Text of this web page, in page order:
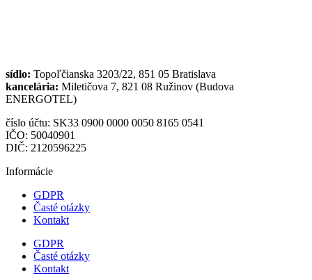
sídlo: Topoľčianska 3203/22, 851 05 Bratislava
kancelária: Miletičova 7, 821 08 Ružinov (Budova
ENERGOTEL)
číslo účtu: SK33 0900 0000 0050 8165 0541
IČO: 50040901
DIČ: 2120596225
Informácie
GDPR
Časté otázky
Kontakt
GDPR
Časté otázky
Kontakt